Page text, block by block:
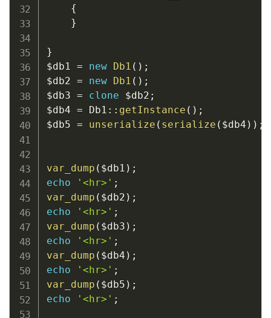
{
}
}
$db1 = new Db1 ( ) ;
$db2 = new Db1 ( ) ;
$db3 = clone $db2 ;
$db4 = Db1 :: getInstance ( ) ;
$db5 = unserialize ( serialize ( $db4 ) ) ;
var_dump ( $db1 ) ;
echo
'<hr>' ;
var_dump ( $db2 ) ;
echo
'<hr>' ;
var_dump ( $db3 ) ;
echo
'<hr>' ;
var_dump ( $db4 ) ;
echo
'<hr>' ;
var_dump ( $db5 ) ;
echo
'<hr>' ;